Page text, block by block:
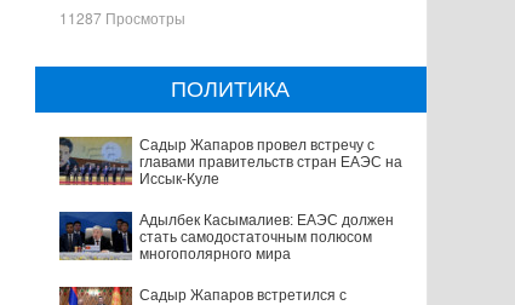
11287 Просмотры
ПОЛИТИКА
Садыр Жапаров провел встречу с
главами правительств стран ЕАЭС на
Иссык-Куле
Адылбек Касымалиев: ЕАЭС должен
стать самодостаточным полюсом
многополярного мира
Садыр Жапаров встретился с